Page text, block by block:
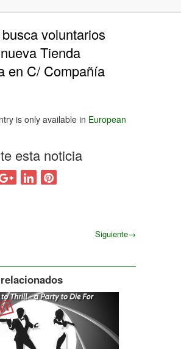
voluntarios
Tienda
en C/ Compañía
is only available in European
esta noticia
Siguiente→